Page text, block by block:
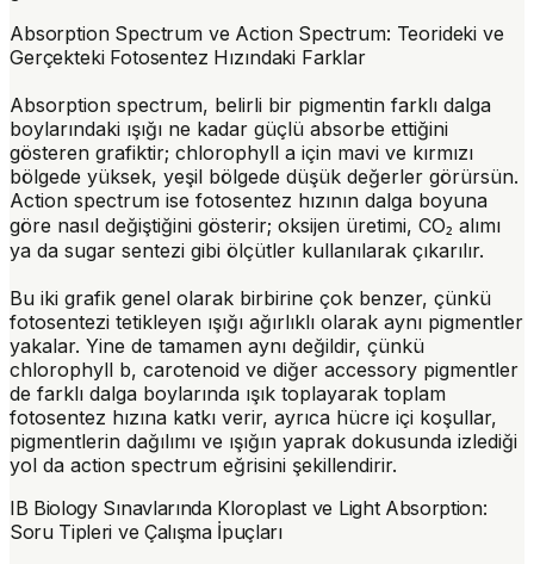
Absorption Spectrum ve Action Spectrum: Teorideki ve
Gerçekteki Fotosentez Hızındaki Farklar
Absorption spectrum, belirli bir pigmentin farklı dalga
boylarındaki ışığı ne kadar güçlü absorbe ettiğini
gösteren grafiktir; chlorophyll a için mavi ve kırmızı
bölgede yüksek, yeşil bölgede düşük değerler görürsün.
Action spectrum ise fotosentez hızının dalga boyuna
göre nasıl değiştiğini gösterir; oksijen üretimi, CO₂ alımı
ya da sugar sentezi gibi ölçütler kullanılarak çıkarılır.
Bu iki grafik genel olarak birbirine çok benzer, çünkü
fotosentezi tetikleyen ışığı ağırlıklı olarak aynı pigmentler
yakalar. Yine de tamamen aynı değildir, çünkü
chlorophyll b, carotenoid ve diğer accessory pigmentler
de farklı dalga boylarında ışık toplayarak toplam
fotosentez hızına katkı verir, ayrıca hücre içi koşullar,
pigmentlerin dağılımı ve ışığın yaprak dokusunda izlediği
yol da action spectrum eğrisini şekillendirir.
IB Biology Sınavlarında Kloroplast ve Light Absorption:
Soru Tipleri ve Çalışma İpuçları